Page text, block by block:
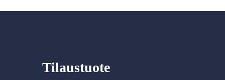
Tilaustuote